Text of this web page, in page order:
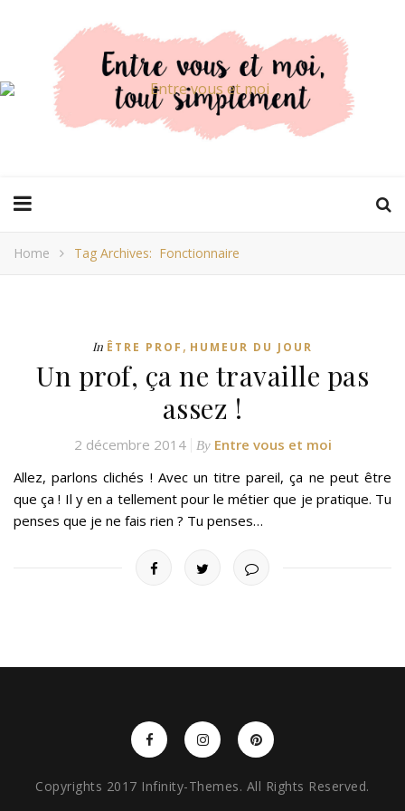
Home Tag Archives: Fonctionnaire
In ÊTRE PROF , HUMEUR DU JOUR
Un prof, ça ne travaille pas
assez !
2 décembre 2014 By Entre vous et moi
Allez, parlons clichés ! Avec un titre pareil, ça ne peut être
que ça ! Il y en a tellement pour le métier que je pratique. Tu
penses que je ne fais rien ? Tu penses…
Copyrights 2017 Infinity-Themes. All Rights Reserved.